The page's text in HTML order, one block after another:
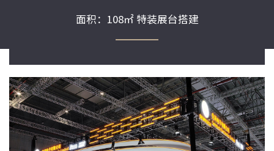
面积：108㎡ 特装展台搭建